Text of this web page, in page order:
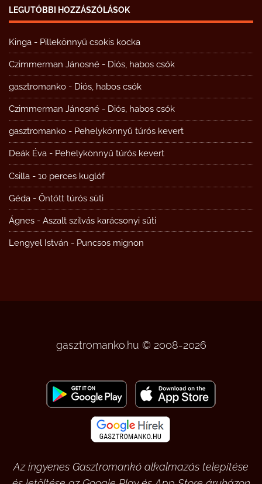
LEGUTÓBBI HOZZÁSZÓLÁSOK
Kinga - Pillekönnyű csokis kocka
Czimmerman Jánosné - Diós, habos csók
gasztromanko - Diós, habos csók
Czimmerman Jánosné - Diós, habos csók
gasztromanko - Pehelykönnyű túrós kevert
Deák Éva - Pehelykönnyű túrós kevert
Csilla - 10 perces kuglóf
Géda - Öntött túrós süti
Ágnes - Aszalt szilvás karácsonyi süti
Lengyel István - Puncsos mignon
gasztromanko.hu © 2008-2026
Az ingyenes Gasztromankó alkalmazás telepítése